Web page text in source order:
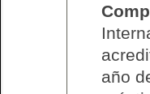
año